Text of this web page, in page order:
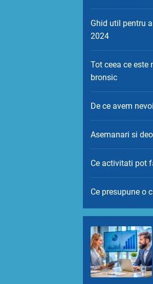
Ghid util pentru
2024
Tot ceea ce este
bronsic
De ce avem
Asemanari si
Ce activitati pot
Ce presupune o
1